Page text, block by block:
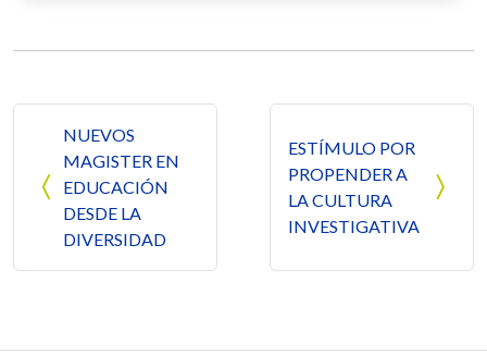
NUEVOS
MAGISTER EN
EDUCACIÓN
DESDE LA
DIVERSIDAD
ESTÍMULO POR
PROPENDER A
LA CULTURA
INVESTIGATIVA